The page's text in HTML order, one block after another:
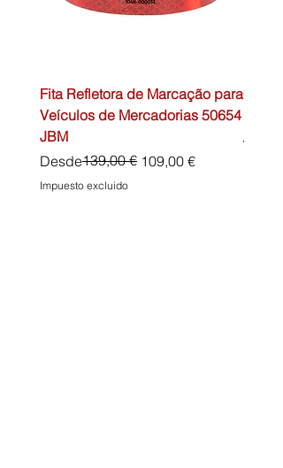
Fita Refletora de Marcação para
Veículos de Mercadorias 50654
JBM
Desde
Precio139,00 € 109,00 €
Precio de oferta
Impuesto excluido
Precio
45,00 €